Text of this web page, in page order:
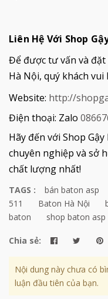
Liên Hệ Với Shop
Để được tư vấn và đặt
Hà Nội, quý khách vui
Website: http://
Điện thoại: Zalo
Hãy đến với Shop
chuyên nghiệp và sở
chất lượng nhất!
TAGS : bán baton asp
511
Baton Hà Nội
baton
shop baton asp
Chia sẻ:
Nội dung này chưa có
luận đầu tiên của bạn.